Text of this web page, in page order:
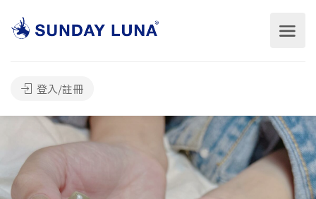
登入/註冊